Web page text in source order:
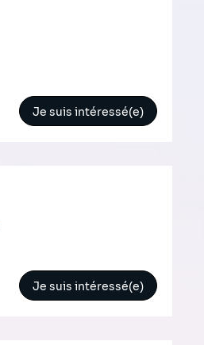
Je suis intéressé(e)
Je suis intéressé(e)